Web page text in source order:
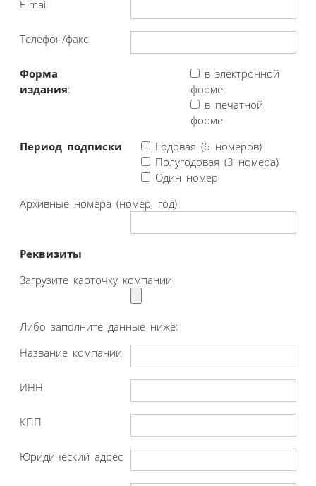
E-mail
Телефон/факс
Форма
издания:
в электронной
форме
в печатной
форме
Период подписки
Годовая (6 номеров)
Полугодовая (3 номера)
Один номер
Архивные номера (номер, год)
Реквизиты
Загрузите карточку компании
Либо заполните данные ниже:
Название компании
ИНН
КПП
Юридический адрес